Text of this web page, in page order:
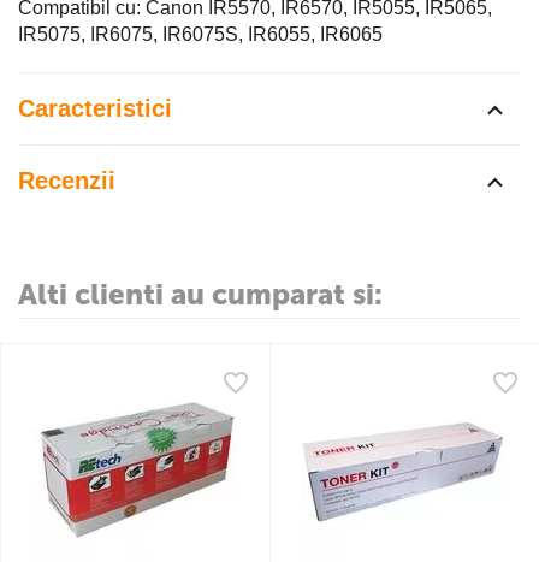
Compatibil cu: Canon IR5570, IR6570, IR5055, IR5065,
IR5075, IR6075, IR6075S, IR6055, IR6065
Caracteristici
Recenzii
Alti clienti au cumparat si: